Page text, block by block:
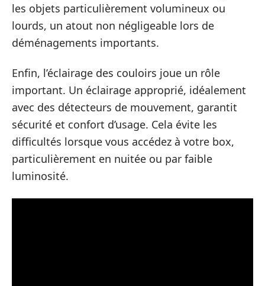
les objets particulièrement volumineux ou
lourds, un atout non négligeable lors de
déménagements importants.
Enfin, l’éclairage des couloirs joue un rôle
important. Un éclairage approprié, idéalement
avec des détecteurs de mouvement, garantit
sécurité et confort d’usage. Cela évite les
difficultés lorsque vous accédez à votre box,
particulièrement en nuitée ou par faible
luminosité.